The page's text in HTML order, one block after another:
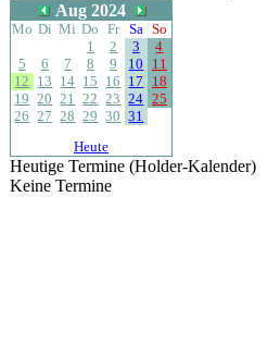
Aug 2024
Mo Di Mi Do Fr Sa So
1
2 3
4
5
6 7 8 9 10
11
12 13 14 15 16 17
18
19 20 21 22 23 24 25
26 27 28 29 30 31
Heute
Heutige Termine (Holder-Kalender)
Keine Termine